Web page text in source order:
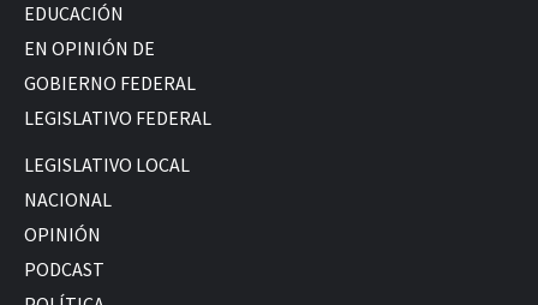
EDUCACIÓN
EN OPINIÓN DE
GOBIERNO FEDERAL
LEGISLATIVO FEDERAL
LEGISLATIVO LOCAL
NACIONAL
OPINIÓN
PODCAST